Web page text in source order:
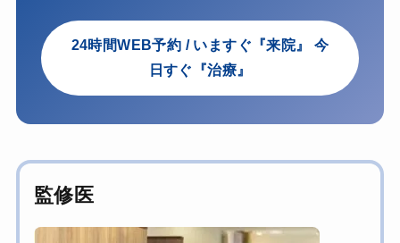
24時間WEB予約 / いますぐ『来院』 今
日すぐ『治療』
監修医